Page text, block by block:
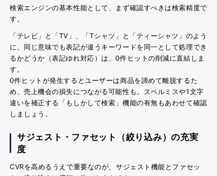
検索エンジンの基本性能として、まず確認すべきは検索精度で
す。
「テレビ」と「TV」、「Tシャツ」と「ティーシャツ」のよう
に、同じ意味でも表記が違うキーワードを同一として処理でき
るかどうか（表記ゆれ対応）は、0件ヒットの削減に直結 しま
す。
0件ヒットが発生するとユーザーは商品を諦めて離脱するた
め、売上機会の損失につながる可能性も。
スペルミスや1文字
違いを補正する「もしかして検索」機能の有無もあわせて確認
しましょう。
サジェスト・ファセット（絞り込み）の充実
度
CVRを高めるうえで重要なのが、サジェスト機能とファセッ